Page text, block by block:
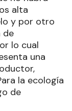
alta
y por otro
de
lo cual
una
la ecología
de